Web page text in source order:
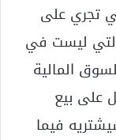
تجري على
ليست في
المالية
على بيع
فيما